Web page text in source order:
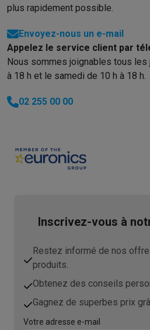
plus rapidement possible.
Envoyez-nous un e-mail
Appelez le service client par
Nous sommes joignables tous les
à 18 h et le samedi de 10 h à 18 h.
02 255 00 00
Inscrivez-vous à
Restez informé de nos
produits.
Obtenez des conseils
Gagnez de superbes prix
Votre adresse e-mail